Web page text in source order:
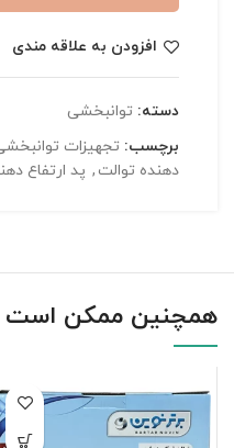
افزودن به علاقه مندی
دسته: توانبخشی
برچسب: تجهیزات
دهنده توالت , پد ارتفاع دهنده
همچنین ممکن است